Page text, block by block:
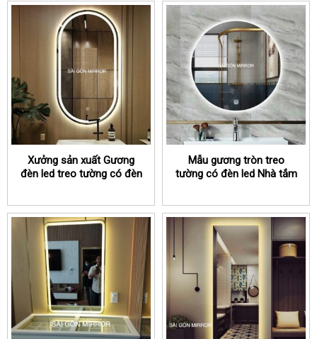
Xưởng sản xuất Gương
đèn led treo tường có đèn
Mẫu gương tròn treo
tường có đèn led Nhà tắm